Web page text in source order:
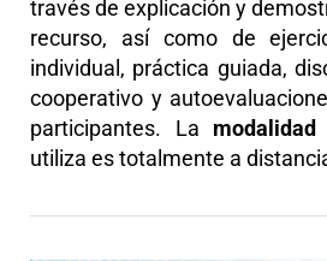
través de explicación y
recurso, así como de
individual, práctica guiada,
cooperativo y
participantes. La
utiliza es totalmente a